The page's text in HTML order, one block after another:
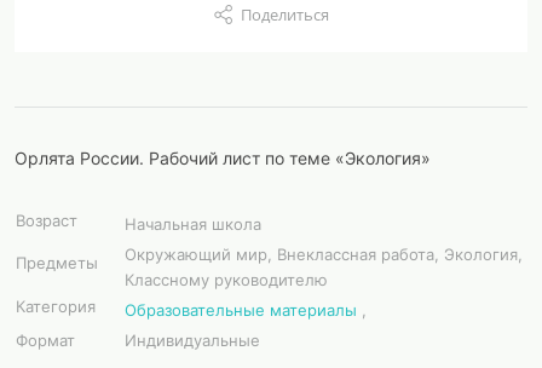
Поделиться
Орлята России. Рабочий лист по теме «Экология»
Возраст
Начальная школа
Предметы
Окружающий мир, Внеклассная работа, Экология,
Классному руководителю
Категория
Образовательные материалы
Формат
Индивидуальные